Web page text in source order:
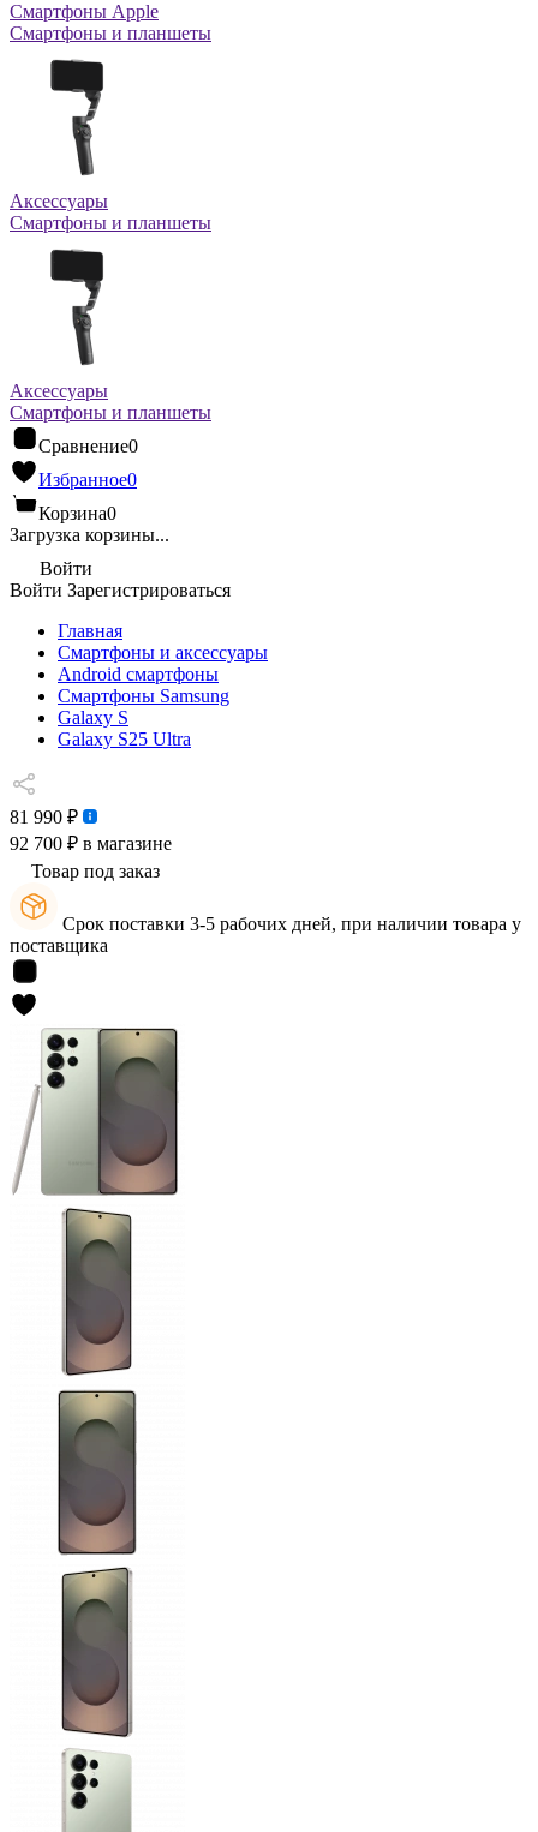
Смартфоны Apple
Смартфоны и планшеты
Аксессуары
Смартфоны и планшеты
Аксессуары
Смартфоны и планшеты
Сравнение0
Избранное0
Корзина0
Загрузка корзины...
Войти
Войти Зарегистрироваться
Главная
Смартфоны и аксессуары
Android cмартфоны
Смартфоны Samsung
Galaxy S
Galaxy S25 Ultra
81 990 ₽
92 700 ₽ в магазине
Товар под заказ
Срок поставки 3-5 рабочих дней, при наличии товара у
поставщика